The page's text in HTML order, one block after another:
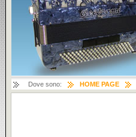
Dove sono: HOME PAGE